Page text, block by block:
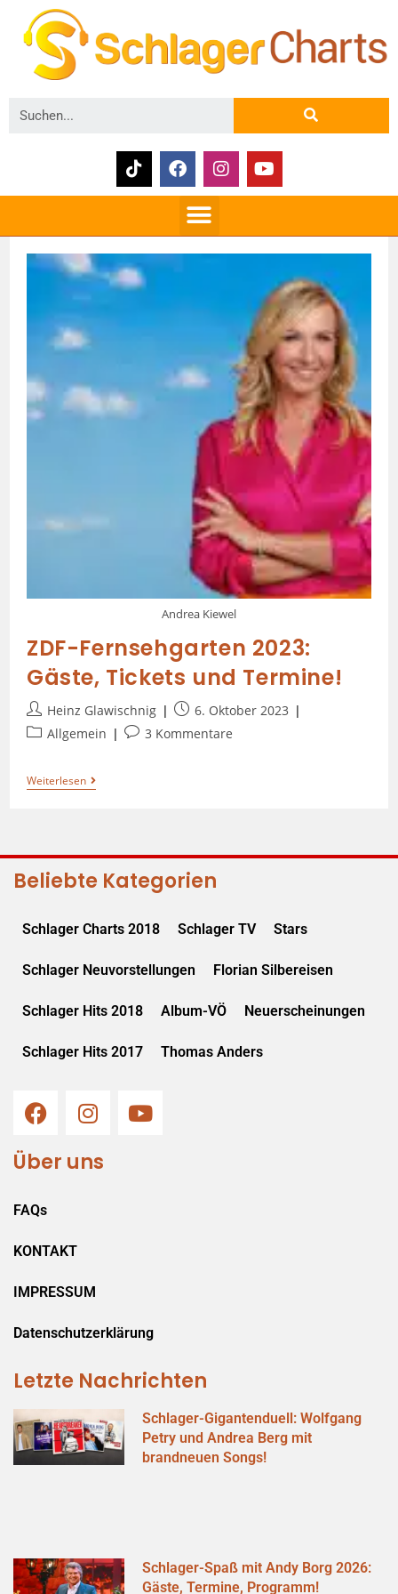
Andrea Kiewel
ZDF-Fernsehgarten 2023:
Gäste, Tickets und Termine!
Heinz Glawischnig
6. Oktober 2023
Allgemein
3 Kommentare
Weiterlesen
Beliebte Kategorien
Schlager Charts 2018 Schlager TV Stars
Schlager Neuvorstellungen Florian Silbereisen
Schlager Hits 2018 Album-VÖ Neuerscheinungen
Schlager Hits 2017 Thomas Anders
Über uns
FAQs
KONTAKT
IMPRESSUM
Datenschutzerklärung
Letzte Nachrichten
Schlager-Gigantenduell: Wolfgang
Petry und Andrea Berg mit
brandneuen Songs!
Schlager-Spaß mit Andy Borg 2026:
Gäste, Termine, Programm!